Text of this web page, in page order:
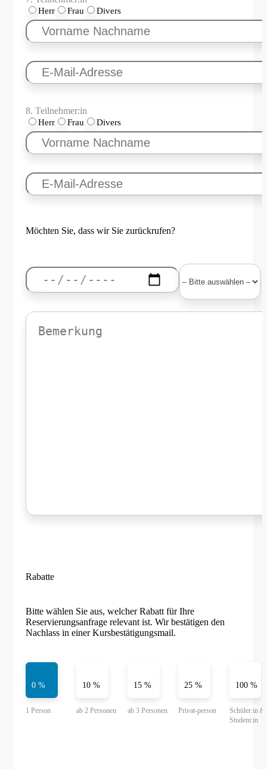
Herr Frau Divers
8. Teilnehmer:in
Herr Frau Divers
Möchten Sie, dass wir Sie zurückrufen?
Rabatte
Bitte wählen Sie aus, welcher Rabatt für Ihre
Reservierungsanfrage relevant ist. Wir bestätigen den
Nachlass in einer Kursbestätigungsmail.
0 % 10 % 15 % 25 % 100 %